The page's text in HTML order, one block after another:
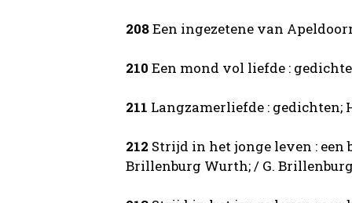
208Een ingezetene van
210 Een mond vol liefde :
211 Langzamerliefde : gedichten;
212 Strijd in het jonge leven : een
Brillenburg Wurth; / G.